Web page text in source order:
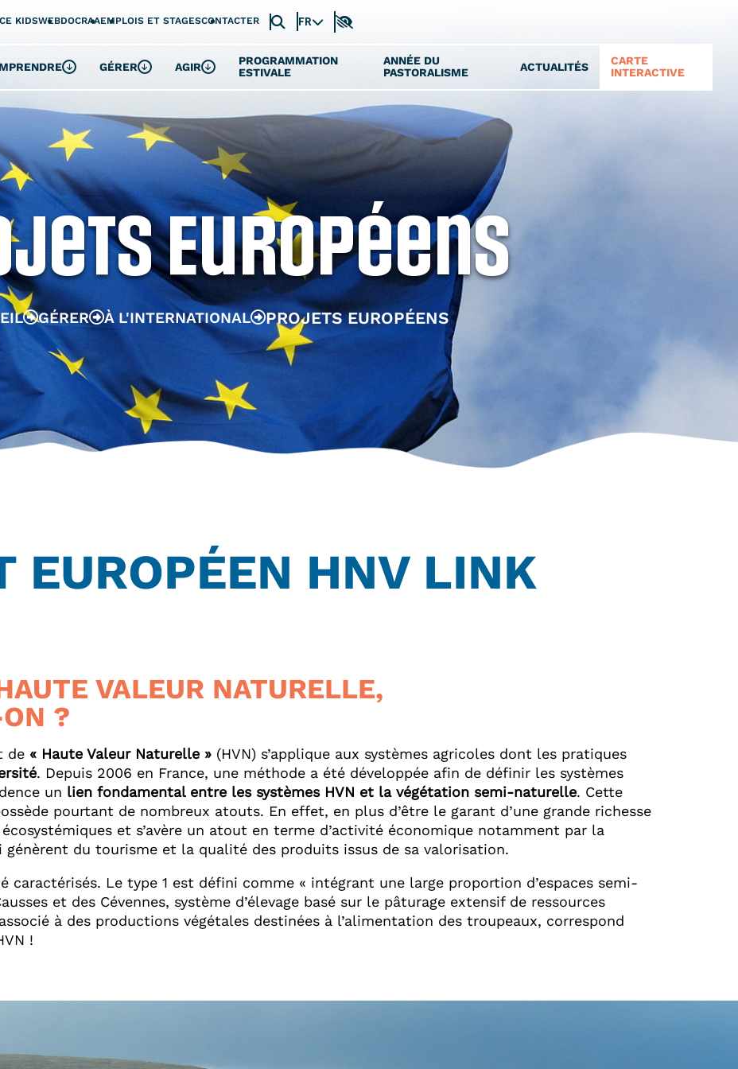
KIDSWEBDOCRAAEMPLOIS ET STAGESCONTACTER FR
GÉRER AGIR
PROGRAMMATION
ESTIVALE
ANNÉE DU
PASTORALISME
ACTUALITÉS
CARTE
INTERACTIVE
Européens
GÉRER À L'INTERNATIONAL PROJETS EUROPÉENS
EUROPÉEN HNV LINK
VALEUR NATURELLE,
?
de « Haute Valeur Naturelle » (HVN) s’applique aux systèmes agricoles dont les pratiques
. Depuis 2006 en France, une méthode a été développée afin de définir les systèmes
un lien fondamental entre les systèmes HVN et la végétation semi-naturelle. Cette
pourtant de nombreux atouts. En effet, en plus d’être le garant d’une grande richesse
et s’avère un atout en terme d’activité économique notamment par la
du tourisme et la qualité des produits issus de sa valorisation.
caractérisés. Le type 1 est défini comme « intégrant une large proportion d’espaces semi-
et des Cévennes, système d’élevage basé sur le pâturage extensif de ressources
à des productions végétales destinées à l’alimentation des troupeaux, correspond
!